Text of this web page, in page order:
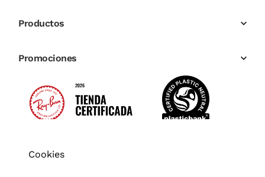
Productos
Promociones
Cookies